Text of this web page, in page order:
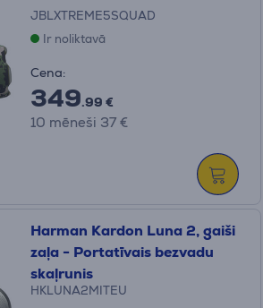
JBLXTREME5SQUAD
Ir noliktavā
Cena:
349.99 €
10 mēneši 37 €
Harman Kardon Luna 2, gaiši
zaļa - Portatīvais bezvadu
skaļrunis
HKLUNA2MITEU